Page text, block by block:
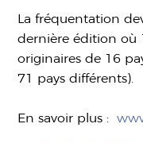
La fréquentation
dernière édition où
originaires de 16
71 pays différents).
En savoir plus :